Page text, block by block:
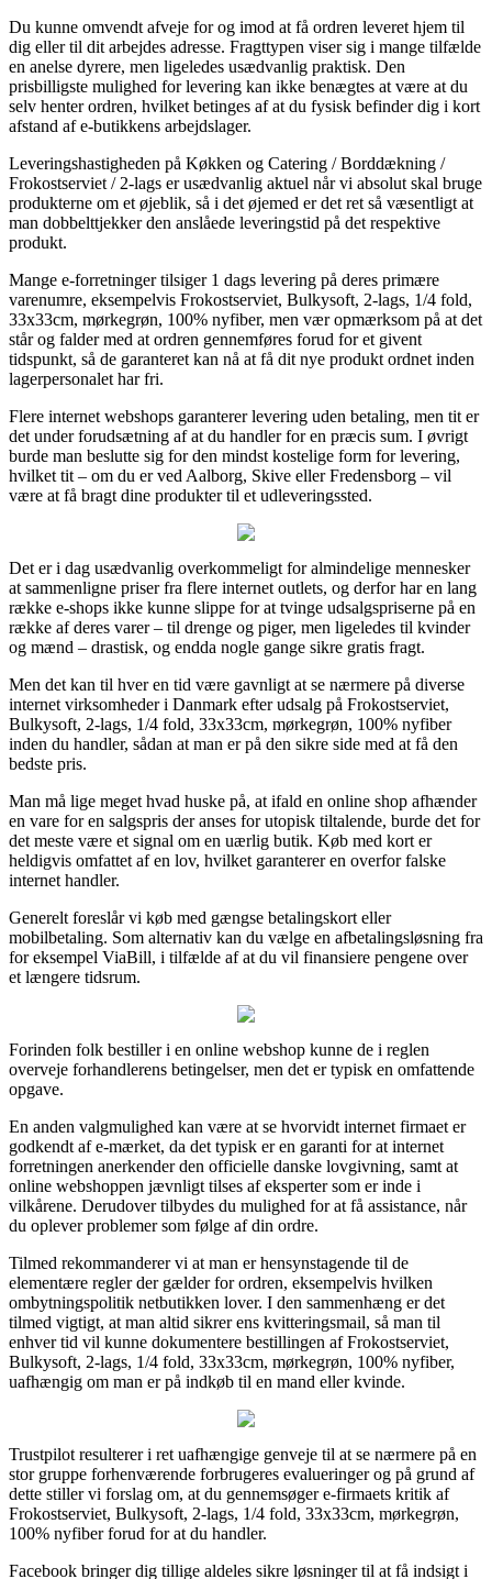
Du kunne omvendt afveje for og imod at få ordren leveret hjem til
dig eller til dit arbejdes adresse. Fragttypen viser sig i mange tilfælde
en anelse dyrere, men ligeledes usædvanlig praktisk. Den
prisbilligste mulighed for levering kan ikke benægtes at være at du
selv henter ordren, hvilket betinges af at du fysisk befinder dig i kort
afstand af e-butikkens arbejdslager.
Leveringshastigheden på Køkken og Catering / Borddækning /
Frokostserviet / 2-lags er usædvanlig aktuel når vi absolut skal bruge
produkterne om et øjeblik, så i det øjemed er det ret så væsentligt at
man dobbelttjekker den anslåede leveringstid på det respektive
produkt.
Mange e-forretninger tilsiger 1 dags levering på deres primære
varenumre, eksempelvis Frokostserviet, Bulkysoft, 2-lags, 1/4 fold,
33x33cm, mørkegrøn, 100% nyfiber, men vær opmærksom på at det
står og falder med at ordren gennemføres forud for et givent
tidspunkt, så de garanteret kan nå at få dit nye produkt ordnet inden
lagerpersonalet har fri.
Flere internet webshops garanterer levering uden betaling, men tit er
det under forudsætning af at du handler for en præcis sum. I øvrigt
burde man beslutte sig for den mindst kostelige form for levering,
hvilket tit – om du er ved Aalborg, Skive eller Fredensborg – vil
være at få bragt dine produkter til et udleveringssted.
Det er i dag usædvanlig overkommeligt for almindelige mennesker
at sammenligne priser fra flere internet outlets, og derfor har en lang
række e-shops ikke kunne slippe for at tvinge udsalgspriserne på en
række af deres varer – til drenge og piger, men ligeledes til kvinder
og mænd – drastisk, og endda nogle gange sikre gratis fragt.
Men det kan til hver en tid være gavnligt at se nærmere på diverse
internet virksomheder i Danmark efter udsalg på Frokostserviet,
Bulkysoft, 2-lags, 1/4 fold, 33x33cm, mørkegrøn, 100% nyfiber
inden du handler, sådan at man er på den sikre side med at få den
bedste pris.
Man må lige meget hvad huske på, at ifald en online shop afhænder
en vare for en salgspris der anses for utopisk tiltalende, burde det for
det meste være et signal om en uærlig butik. Køb med kort er
heldigvis omfattet af en lov, hvilket garanterer en overfor falske
internet handler.
Generelt foreslår vi køb med gængse betalingskort eller
mobilbetaling. Som alternativ kan du vælge en afbetalingsløsning fra
for eksempel ViaBill, i tilfælde af at du vil finansiere pengene over
et længere tidsrum.
Forinden folk bestiller i en online webshop kunne de i reglen
overveje forhandlerens betingelser, men det er typisk en omfattende
opgave.
En anden valgmulighed kan være at se hvorvidt internet firmaet er
godkendt af e-mærket, da det typisk er en garanti for at internet
forretningen anerkender den officielle danske lovgivning, samt at
online webshoppen jævnligt tilses af eksperter som er inde i
vilkårene. Derudover tilbydes du mulighed for at få assistance, når
du oplever problemer som følge af din ordre.
Tilmed rekommanderer vi at man er hensynstagende til de
elementære regler der gælder for ordren, eksempelvis hvilken
ombytningspolitik netbutikken lover. I den sammenhæng er det
tilmed vigtigt, at man altid sikrer ens kvitteringsmail, så man til
enhver tid vil kunne dokumentere bestillingen af Frokostserviet,
Bulkysoft, 2-lags, 1/4 fold, 33x33cm, mørkegrøn, 100% nyfiber,
uafhængig om man er på indkøb til en mand eller kvinde.
Trustpilot resulterer i ret uafhængige genveje til at se nærmere på en
stor gruppe forhenværende forbrugeres evalueringer og på grund af
dette stiller vi forslag om, at du gennemsøger e-firmaets kritik af
Frokostserviet, Bulkysoft, 2-lags, 1/4 fold, 33x33cm, mørkegrøn,
100% nyfiber forud for at du handler.
Facebook bringer dig tillige aldeles sikre løsninger til at få indsigt i